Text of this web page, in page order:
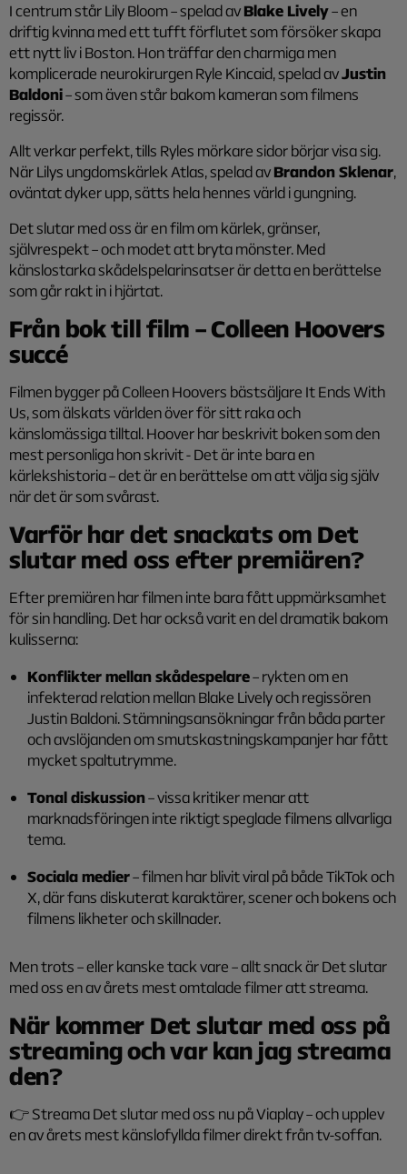
I centrum står Lily Bloom – spelad avBlake Lively– en
driftig kvinna med ett tufft förflutet som försöker skapa
ett nytt liv i Boston. Hon träffar den charmiga men
komplicerade neurokirurgen Ryle Kincaid, spelad avJustin
Baldoni– som även står bakom kameran som filmens
regissör.
Allt verkar perfekt, tills Ryles mörkare sidor börjar visa sig.
När Lilys ungdomskärlek Atlas, spelad avBrandon Sklenar,
oväntat dyker upp, sätts hela hennes värld i gungning.
Det slutar med oss är en film om kärlek, gränser,
självrespekt – och modet att bryta mönster. Med
känslostarka skådelspelarinsatser är detta en berättelse
som går rakt in i hjärtat.
Från bok till film – Colleen Hoovers
succé
Filmen bygger på Colleen Hoovers bästsäljare It Ends With
Us, som älskats världen över för sitt raka och
känslomässiga tilltal. Hoover har beskrivit boken som den
mest personliga hon skrivit - Det är inte bara en
kärlekshistoria – det är en berättelse om att välja sig själv
när det är som svårast.
Varför har det snackats om Det
slutar med oss efter premiären?
Efter premiären har filmen inte bara fått uppmärksamhet
för sin handling. Det har också varit en del dramatik bakom
kulisserna:
Konflikter mellan skådespelare– rykten om en
infekterad relation mellan Blake Lively och regissören
Justin Baldoni. Stämningsansökningar från båda parter
och avslöjanden om smutskastningskampanjer har fått
mycket spaltutrymme.
Tonal diskussion– vissa kritiker menar att
marknadsföringen inte riktigt speglade filmens allvarliga
tema.
Sociala medier– filmen har blivit viral på både TikTok och
X, där fans diskuterat karaktärer, scener och bokens och
filmens likheter och skillnader.
Men trots – eller kanske tack vare – allt snack är Det slutar
med oss en av årets mest omtalade filmer att streama.
När kommer Det slutar med oss på
streaming och var kan jag streama
den?
👉 Streama Det slutar med oss nu på Viaplay – och upplev
en av årets mest känslofyllda filmer direkt från tv-soffan.